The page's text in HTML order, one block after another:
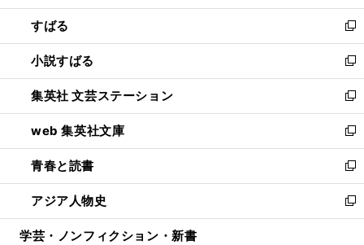
開
く
ウ
で
開
く
ン
ド
ウ
で
開
く
すばる
新
し
い
ウ
ィ
ン
ド
ウ
で
開
く
小説すばる
新
し
い
ウ
ィ
ン
ド
ウ
で
開
集英社 文芸ステーション
新
し
い
ウ
ィ
ン
ド
ウ
web 集英社文庫
新
し
い
ウ
ィ
ン
青春と読書
新
し
い
ウ
アジア人物史
新
し
学芸・ノンフィクション・新書